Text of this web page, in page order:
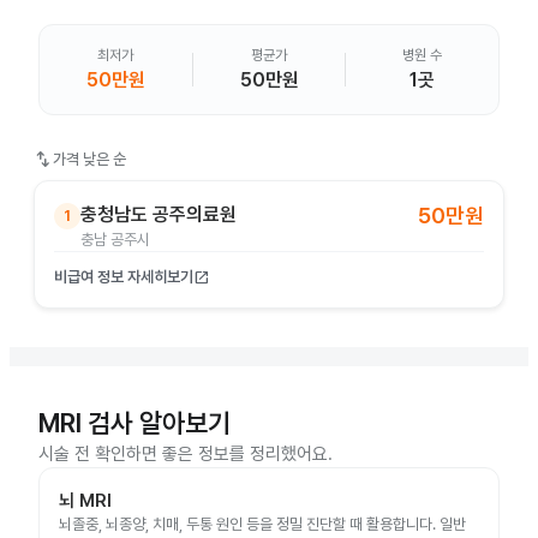
최저가
50만원
평균가
50만원
병원 수
1곳
swap_vert 가격 낮은 순
1 충청남도 공주의료원
충남 공주시
50만원
비급여 정보 자세히보기 open_in_new
MRI 검사 알아보기
시술 전 확인하면 좋은 정보를 정리했어요.
뇌 MRI
뇌졸중, 뇌종양, 치매, 두통 원인 등을 정밀 진단할 때 활용합니다. 일반